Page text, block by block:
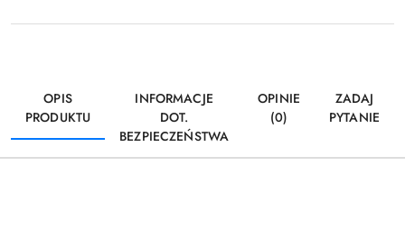
OPIS
PRODUKTU
INFORMACJE
DOT.
BEZPIECZEŃSTWA
OPINIE
(0)
ZADAJ
PYTANIE